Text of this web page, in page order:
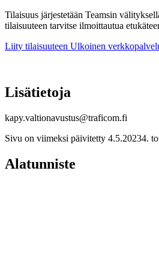
Tilaisuus järjestetään Teamsin
tilaisuuteen tarvitse ilmoittautua
Liity tilaisuuteen Ulkoinen
Lisätietoja
kapy.valtionavustus@traficom.fi
Sivu on viimeksi päivitetty 4.5.20234.
Alatunniste